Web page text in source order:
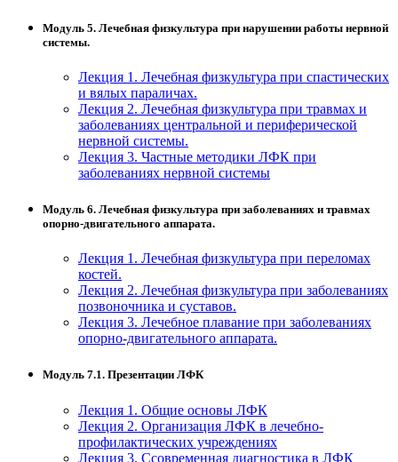
Модуль 5. Лечебная физкультура при нарушении работы нервной
системы.
Лекция 1. Лечебная физкультура при спастических
и вялых параличах.
Лекция 2. Лечебная физкультура при травмах и
заболеваниях центральной и периферической
нервной системы.
Лекция 3. Частные методики ЛФК при
заболеваниях нервной системы
Модуль 6. Лечебная физкультура при заболеваниях и травмах
опорно-двигательного аппарата.
Лекция 1. Лечебная физкультура при переломах
костей.
Лекция 2. Лечебная физкультура при заболеваниях
позвоночника и суставов.
Лекция 3. Лечебное плавание при заболеваниях
опорно-двигательного аппарата.
Модуль 7.1. Презентации ЛФК
Лекция 1. Общие основы ЛФК
Лекция 2. Организация ЛФК в лечебно-
профилактических учреждениях
Лекция 3. Ссовременная диагностика в ЛФК